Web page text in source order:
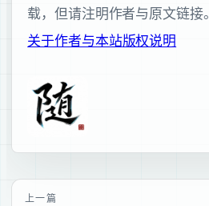
载，但请注明作者与原文链接。
关于作者与本站版权说明
上一篇